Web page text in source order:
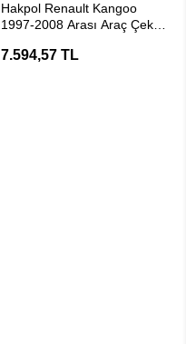
Hakpol Renault Kangoo
1997-2008 Arası Araç Çeki
7.594,57 TL